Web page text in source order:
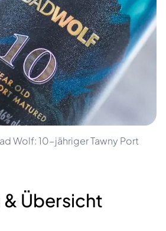
Wolf: 10-jähriger Tawny Port
& Übersicht